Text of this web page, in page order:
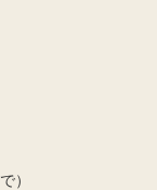
）